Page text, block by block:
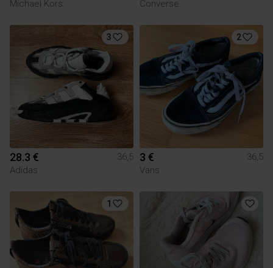
Michael Kors
Converse
3
28.3 €
36,5
Adidas
2
3 €
36,5
Vans
1